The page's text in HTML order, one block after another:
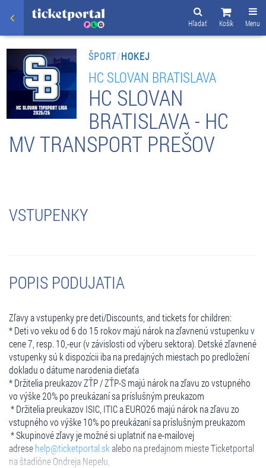
Menu
Košík
Hľadať
ŠPORT/HOKEJ
HC SLOVAN BRATISLAVA
HC SLOVAN
BRATISLAVA - HC
MV TRANSPORT PREŠOV
VSTUPENKY
POPIS PODUJATIA
Zľavy a vstupenky pre deti/Discounts, and tickets for children:
* Deti vo veku od 6 do 15 rokov majú nárok na zľavnenú vstupenku v
cene 7, resp. 10,-eur (v závislosti od výberu sektora). Detské zľavnené
vstupenky sú k dispozícii iba na predajných miestach po predložení
dokladu o dátume narodenia dieťaťa
* Držitelia preukazov ZŤP / ZŤP-S majú nárok na zľavu zo vstupného
vo výške 20% po preukázaní sa príslušným preukazom
* Držitelia preukazov ISIC, ITIC a EURO26 majú nárok na zľavu zo
vstupného vo výške 10% po preukázaní sa príslušným preukazom
* Skupinové zľavy je možné si uplatniť na e-mailovej
adresehelp@ticketportal.skalebo na predajnom mieste Ticketportal
na štadióne Ondreja Nepelu,